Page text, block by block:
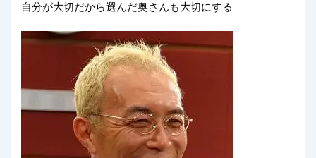
自分が大切だから選んだ奥さんも大切にする